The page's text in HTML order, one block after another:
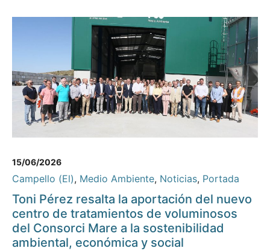
15/06/2026
Campello (El), Medio Ambiente, Noticias, Portada
Toni Pérez resalta la aportación del nuevo
centro de tratamientos de voluminosos
del Consorci Mare a la sostenibilidad
ambiental, económica y social